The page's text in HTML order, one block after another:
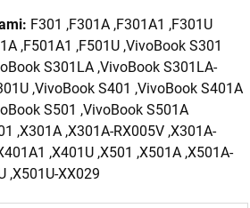
F301 ,F301A ,F301A1 ,F301U
,F501A1 ,F501U ,VivoBook S301
S301LA ,VivoBook S301LA-
,VivoBook S401 ,VivoBook S401A
S501 ,VivoBook S501A
,X301A ,X301A-RX005V ,X301A-
,X401U ,X501 ,X501A ,X501A-
,X501U-XX029